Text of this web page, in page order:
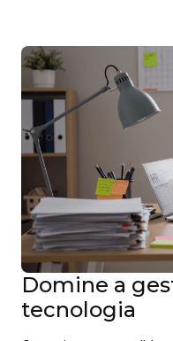
Domine a
tecnologia